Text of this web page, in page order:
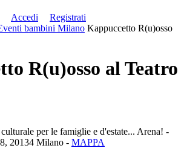
Accedi
Registrati
bambini Milano Kappuccetto R(u)osso
R(u)osso al Teatro
per le famiglie e d'estate... Arena! -
20134 Milano - MAPPA